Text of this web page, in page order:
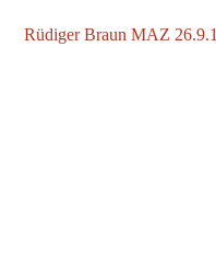
Rüdiger Braun MAZ